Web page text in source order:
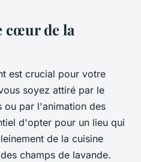
cœur de la
est crucial pour votre
soyez attiré par le
ou par l'animation des
d'opter pour un lieu qui
de la cuisine
champs de lavande.